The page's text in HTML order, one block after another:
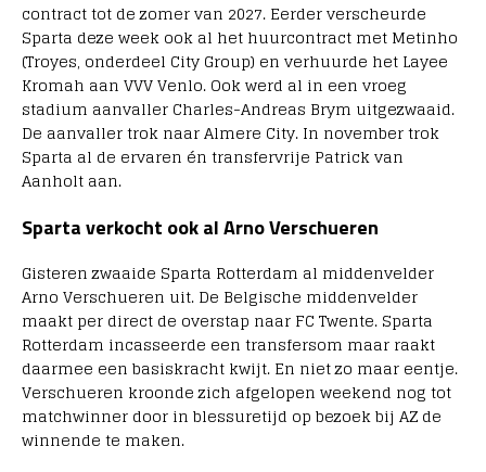
contract tot de zomer van 2027. Eerder verscheurde
Sparta deze week ook al het huurcontract met Metinho
(Troyes, onderdeel City Group) en verhuurde het Layee
Kromah aan VVV Venlo. Ook werd al in een vroeg
stadium aanvaller Charles-Andreas Brym uitgezwaaid.
De aanvaller trok naar Almere City. In november trok
Sparta al de ervaren én transfervrije Patrick van
Aanholt aan.
Sparta verkocht ook al Arno Verschueren
Gisteren zwaaide Sparta Rotterdam al middenvelder
Arno Verschueren uit. De Belgische middenvelder
maakt per direct de overstap naar FC Twente. Sparta
Rotterdam incasseerde een transfersom maar raakt
daarmee een basiskracht kwijt. En niet zo maar eentje.
Verschueren kroonde zich afgelopen weekend nog tot
matchwinner door in blessuretijd op bezoek bij AZ de
winnende te maken.